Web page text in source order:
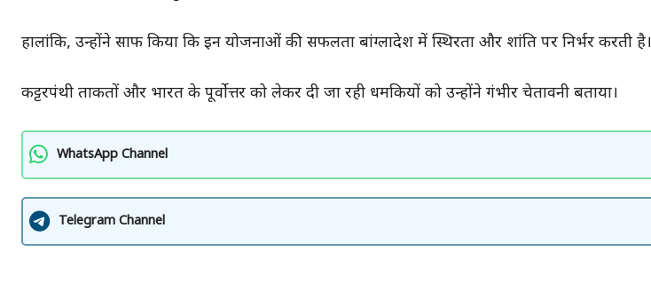
हालांकि, उन्होंने साफ किया कि इन योजनाओं की सफलता बांग्लादेश में स्थिरता और शांति पर निर्भर करती है।
कट्टरपंथी ताकतों और भारत के पूर्वोत्तर को लेकर दी जा रही धमकियों को उन्होंने गंभीर चेतावनी बताया।
WhatsApp Channel
Telegram Channel